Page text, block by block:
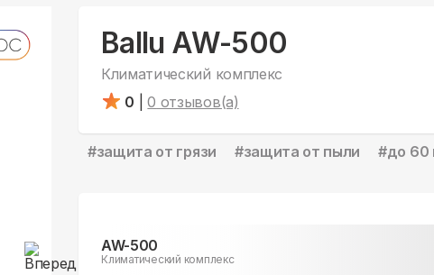
Ballu AW-500
Климатический комплекс
0
0 отзывов(а)
#защита от грязи #защита от пыли #до 60
AW-500
Климатический комплекс